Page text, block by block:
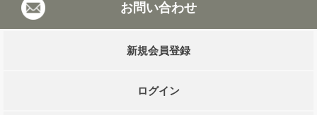
お問い合わせ
新規会員登録
ログイン